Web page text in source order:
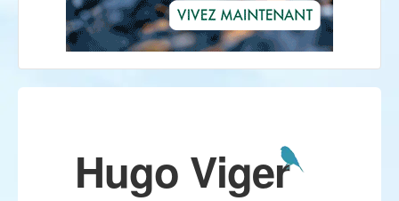
Hugo Viger